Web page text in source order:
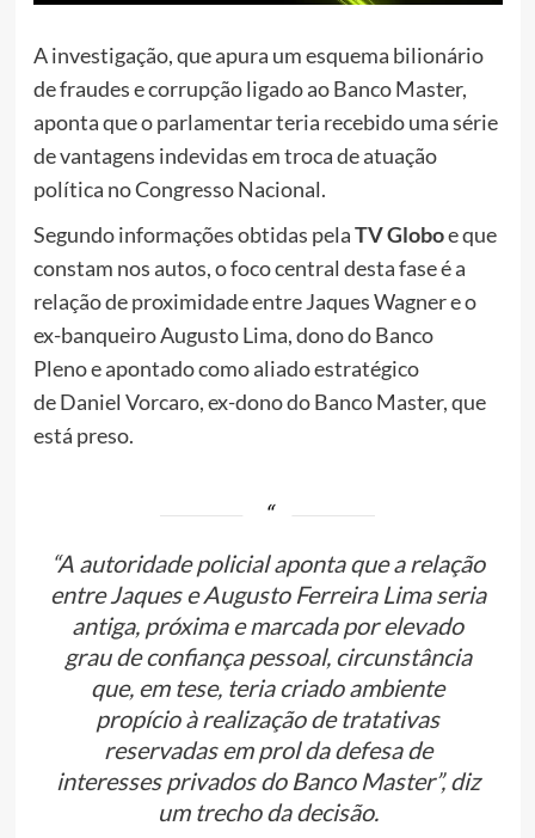
A investigação, que apura um esquema bilionário
de fraudes e corrupção ligado ao Banco Master,
aponta que o parlamentarteria recebido uma série
de vantagens indevidas em troca de atuação
política no Congresso Nacional.
Segundo informações obtidas pelaTV Globoe que
constam nos autos, o foco central desta fase é a
relação de proximidade entre Jaques Wagner e o
ex-banqueiro Augusto Lima, dono do Banco
Pleno e apontado como aliado estratégico
de Daniel Vorcaro, ex-dono do Banco Master, que
está preso.
“A autoridade policial aponta que a relação
entre Jaques e Augusto Ferreira Lima seria
antiga, próxima e marcada por elevado
grau de confiança pessoal, circunstância
que, em tese, teria criado ambiente
propício à realização de tratativas
reservadas em prol da defesa de
interesses privados do Banco Master”, diz
um trecho da decisão.